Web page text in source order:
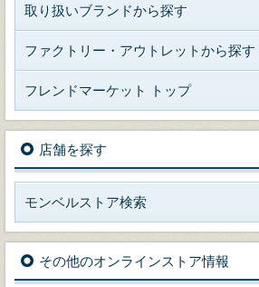
取り扱いブランドから探す
ファクトリー・アウトレットから探す
フレンドマーケット トップ
店舗を探す
モンベルストア検索
その他のオンラインストア情報